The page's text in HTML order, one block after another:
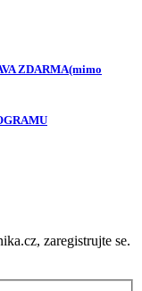
ZDARMA(mimo
zaregistrujte se.